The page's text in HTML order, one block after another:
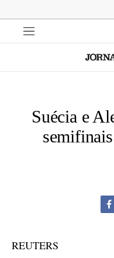
Suécia e
REUTERS